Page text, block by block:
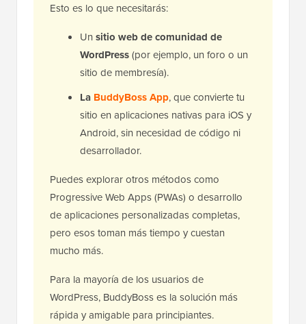
Esto es lo que necesitarás:
Un sitio web de comunidad de
WordPress(por ejemplo, un foro o un
sitio de membresía).
La BuddyBoss App, que convierte tu
sitio en aplicaciones nativas para iOS y
Android, sin necesidad de código ni
desarrollador.
Puedes explorar otros métodos como
Progressive Web Apps (PWAs) o desarrollo
de aplicaciones personalizadas completas,
pero esos toman más tiempo y cuestan
mucho más.
Para la mayoría de los usuarios de
WordPress, BuddyBoss es la solución más
rápida y amigable para principiantes.